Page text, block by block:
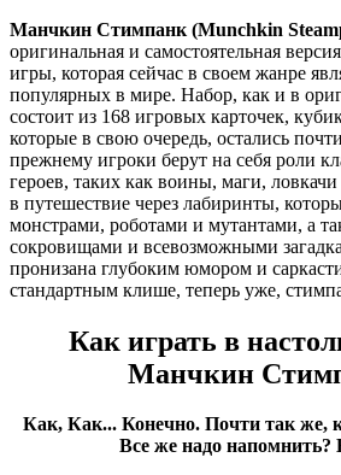
Манчкин Стимпанк (Munchkin
оригинальная и самостоятельная
игры, которая сейчас в своем жанре
популярных в мире. Набор, как и в
состоит из 168 игровых карточек,
которые в свою очередь, остались
прежнему игроки берут на себя роли
героев, таких как воины, маги,
в путешествие через лабиринты,
монстрами, роботами и мутантами, а
сокровищами и всевозможными
пронизана глубоким юмором и
стандартным клише, теперь уже,
Как играть в
Манчкин
Как, Как... Конечно. Почти так же,
Все же надо напомнить?